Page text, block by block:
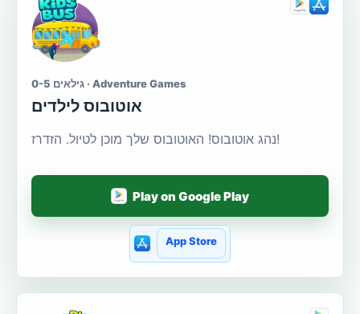
גילאים 0-5 · Adventure Games
אוטובוס לילדים
נהג אוטובוס! האוטובוס שלך מוכן לטיול. הזדרז!
Play on Google Play
App Store